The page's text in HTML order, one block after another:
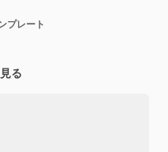
プレート
る